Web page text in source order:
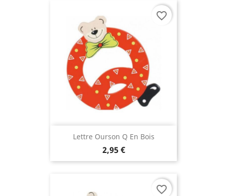
Lettre Ourson Q En Bois
2,95 €
favorite_border
favorite_border